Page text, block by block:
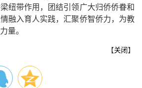
纽带作用，团结引领广大归侨侨眷和
融入育人实践，汇聚侨智侨力，为教
量。
【关闭】